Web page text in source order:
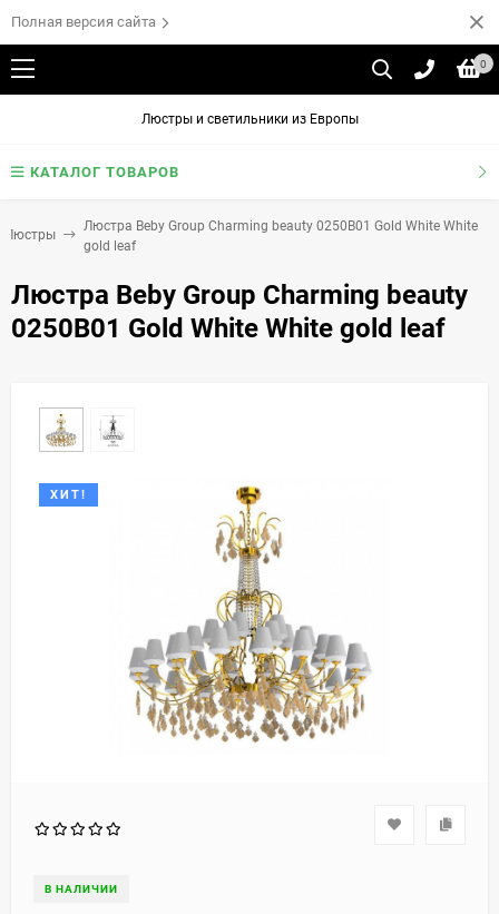
Полная версия сайта
0
Люстры и светильники из Европы
КАТАЛОГ ТОВАРОВ
Люстры
Люстра Beby Group Charming beauty 0250B01 Gold White White
gold leaf
Люстра Beby Group Charming beauty
0250B01 Gold White White gold leaf
ХИТ!
В НАЛИЧИИ